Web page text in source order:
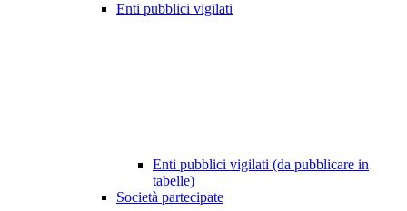
Enti pubblici vigilati
Enti pubblici vigilati (da pubblicare in
tabelle)
Società partecipate